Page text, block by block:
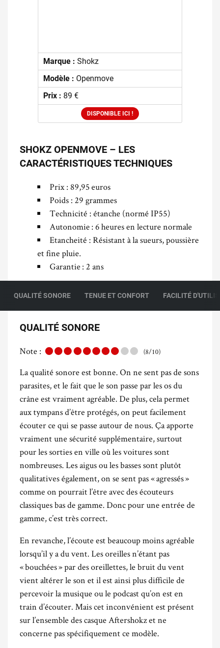
Marque : Shokz
Modèle : Openmove
Prix : 89 €
DISPONIBLE ICI !
SHOKZ OPENMOVE – LES
CARACTÉRISTIQUES TECHNIQUES
Prix : 89,95 euros
Poids : 29 grammes
Technicité : étanche (normé IP55)
Autonomie : 6 heures en lecture normale
Etancheité : Résistant à la sueurs, poussière
et fine pluie.
Garantie : 2 ans
QUALITÉ SONORE TENUE ET CONFORT FACILITÉ
QUALITÉ SONORE
Note : (8/10)
La qualité sonore est bonne. On ne sent pas de sons
parasites, et le fait que le son passe par les os du
crâne est vraiment agréable. De plus, cela permet
aux tympans d’être protégés, on peut facilement
écouter ce qui se passe autour de nous. Ça apporte
vraiment une sécurité supplémentaire, surtout
pour les sorties en ville où les voitures sont
nombreuses. Les aigus ou les basses sont plutôt
qualitatives également, on se sent pas « agressés »
comme on pourrait l’être avec des écouteurs
classiques bas de gamme. Donc pour une entrée de
gamme, c’est très correct.
En revanche, l’écoute est beaucoup moins agréable
lorsqu’il y a du vent. Les oreilles n’étant pas
« bouchées » par des oreillettes, le bruit du vent
vient altérer le son et il est ainsi plus difficile de
percevoir la musique ou le podcast qu’on est en
train d’écouter. Mais cet inconvénient est présent
sur l’ensemble des casque Aftershokz et ne
concerne pas spécifiquement ce modèle.